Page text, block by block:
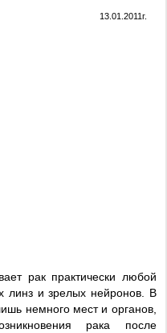
13.01.2011г.
рак практически любой
линз и зрелых нейронов. В
немного мест и органов,
рака после